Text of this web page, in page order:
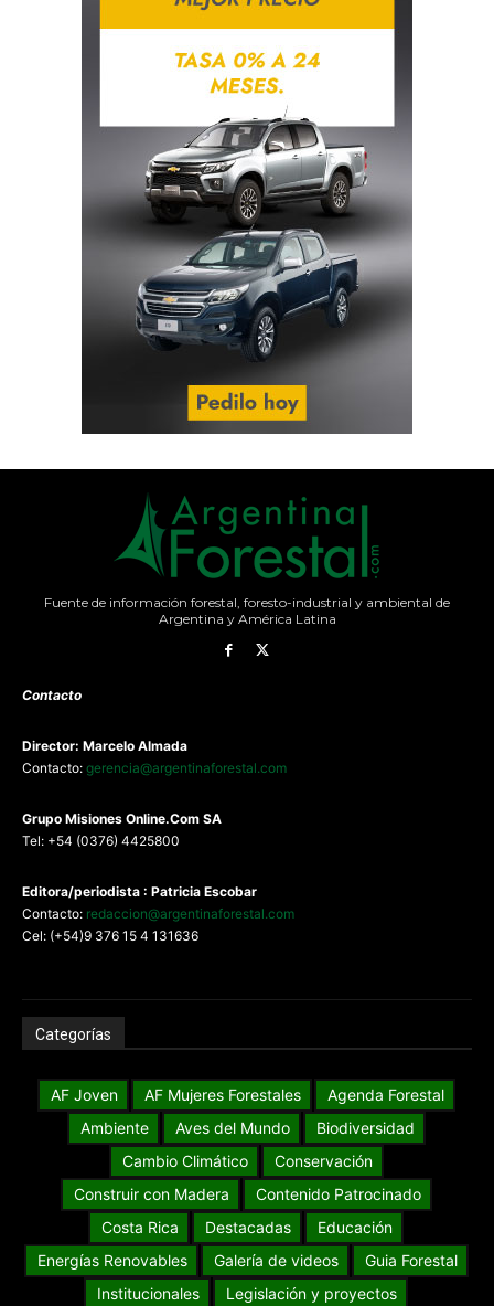
Fuente de información forestal, foresto-industrial y ambiental de
Argentina y América Latina
Contacto
Director: Marcelo Almada
Contacto: gerencia@argentinaforestal.com
Grupo Misiones Online.Com SA
Tel: +54 (0376) 4425800
Editora/periodista : Patricia Escobar
Contacto: redaccion@argentinaforestal.com
Cel: (+54)9 376 15 4 131636
Categorías
AF Joven AF Mujeres Forestales
Agenda Forestal
Ambiente
Aves del Mundo
Biodiversidad
Cambio Climático
Conservación
Construir con Madera
Contenido Patrocinado
Costa Rica
Destacadas
Educación
Energías Renovables
Galería de videos
Guia Forestal
Institucionales
Legislación y proyectos